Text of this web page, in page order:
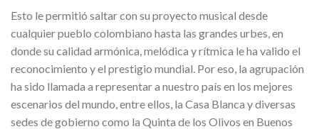
Esto le permitió saltar con su proyecto musical desde
cualquier pueblo colombiano hasta las grandes urbes, en
donde su calidad armónica, melódica y rítmica le ha valido el
reconocimiento y el prestigio mundial. Por eso, la agrupación
ha sido llamada a representar a nuestro país en los mejores
escenarios del mundo, entre ellos, la Casa Blanca y diversas
sedes de gobierno como la Quinta de los Olivos en Buenos